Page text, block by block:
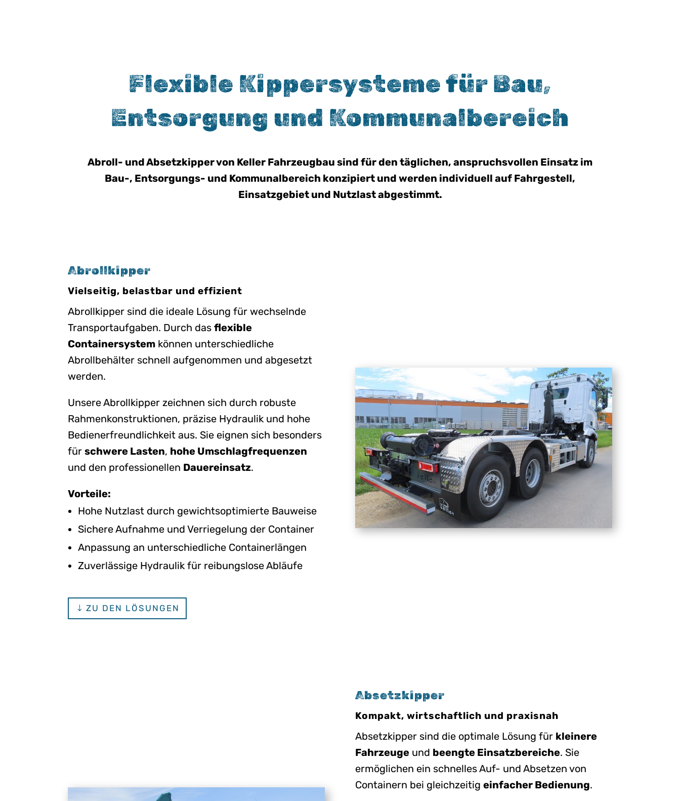
Flexible Kippersysteme für Bau,
Entsorgung und Kommunalbereich
Abroll- und Absetzkipper von Keller Fahrzeugbau sind für den täglichen, anspruchsvollen Einsatz im
Bau-, Entsorgungs- und Kommunalbereich konzipiert und werden individuell auf Fahrgestell,
Einsatzgebiet und Nutzlast abgestimmt.
Abrollkipper
Vielseitig, belastbar und effizient
Abrollkipper sind die ideale Lösung für wechselnde
Transportaufgaben. Durch dasflexible
Containersystem können unterschiedliche
Abrollbehälter schnell aufgenommen und abgesetzt
werden.
Unsere Abrollkipper zeichnen sich durch robuste
Rahmenkonstruktionen, präzise Hydraulik und hohe
Bedienerfreundlichkeit aus. Sie eignen sich besonders
fürschwere Lasten, hohe Umschlagfrequenzen
und den professionellen Dauereinsatz.
Vorteile:
Hohe Nutzlast durch gewichtsoptimierte Bauweise
Sichere Aufnahme und Verriegelung der Container
Anpassung an unterschiedliche Containerlängen
Zuverlässige Hydraulik für reibungslose Abläufe
ZU DEN LÖSUNGEN
Absetzkipper
Kompakt, wirtschaftlich und praxisnah
Absetzkipper sind die optimale Lösung für kleinere
Fahrzeugeund beengte Einsatzbereiche. Sie
ermöglichen ein schnelles Auf- und Absetzen von
Containern bei gleichzeitig einfacher Bedienung.